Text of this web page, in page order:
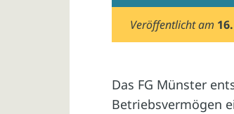
Veröffentlicht am
Das FG Münster
Betriebsvermögen